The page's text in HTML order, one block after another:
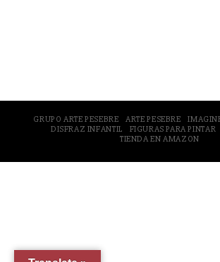
GRUPO ARTE PESEBRE ARTE PESEBRE
DISFRAZ INFANTIL
FIGURAS PARA PINTAR
TIENDA EN AMAZON